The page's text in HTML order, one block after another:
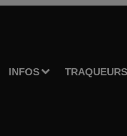
INFOS